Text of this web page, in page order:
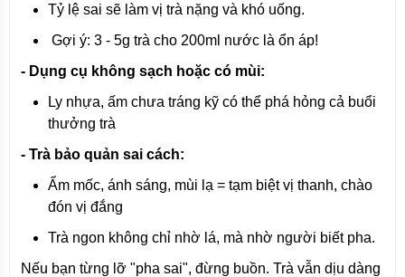
Tỷ lệ sai sẽ làm vị trà nặng và khó uống.
Gợi ý: 3 - 5g trà cho 200ml nước là ổn áp!
- Dụng cụ không sạch hoặc có mùi:
Ly nhựa, ấm chưa tráng kỹ có thể phá hỏng cả buổi
thưởng trà
- Trà bảo quản sai cách:
Ẩm mốc, ánh sáng, mùi lạ = tạm biệt vị thanh, chào
đón vị đắng
Trà ngon không chỉ nhờ lá, mà nhờ người biết pha.
Nếu bạn từng lỡ "pha sai", đừng buồn. Trà vẫn dịu dàng